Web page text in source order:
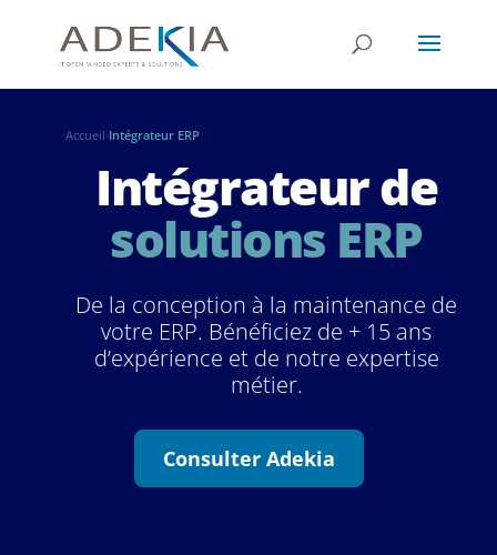
Accueil›Intégrateur ERP
Intégrateur de
solutions ERP
De la conception à la maintenance de
votre ERP. Bénéficiez de + 15 ans
d’expérience et de notre expertise
métier.
Consulter Adekia